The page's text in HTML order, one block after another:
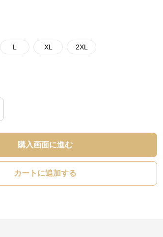
L XL 2XL
購入画面に進む
カートに追加する